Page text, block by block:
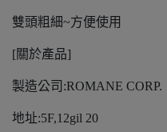
雙頭粗細~方便使用
[關於產品]
製造公司:ROMANE CORP.
地址:5F,12gil 20